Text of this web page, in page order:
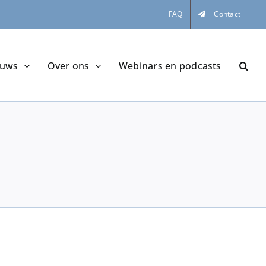
FAQ Contact
Over ons Webinars en podcasts